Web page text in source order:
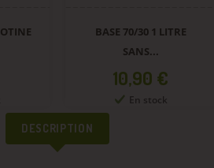
LITRE
PACK DE 10 BOOSTERS...
Prix
7,90 €
En stock
DESCRIPTION